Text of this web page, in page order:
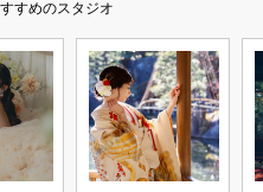
すめのスタジオ